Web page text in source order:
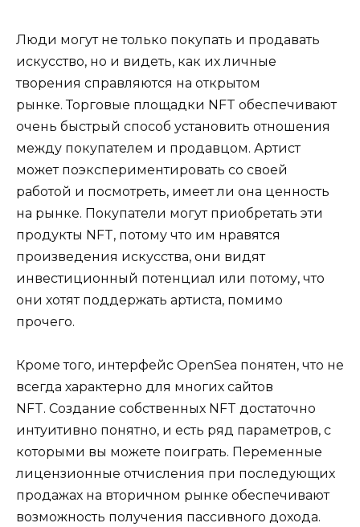
Люди могут не только покупать и продавать
искусство, но и видеть, как их личные
творения справляются на открытом
рынке. Торговые площадки NFT обеспечивают
очень быстрый способ установить отношения
между покупателем и продавцом. Артист
может поэкспериментировать со своей
работой и посмотреть, имеет ли она ценность
на рынке. Покупатели могут приобретать эти
продукты NFT, потому что им нравятся
произведения искусства, они видят
инвестиционный потенциал или потому, что
они хотят поддержать артиста, помимо
прочего.
Кроме того, интерфейс OpenSea понятен, что не
всегда характерно для многих сайтов
NFT. Создание собственных NFT достаточно
интуитивно понятно, и есть ряд параметров, с
которыми вы можете поиграть. Переменные
лицензионные отчисления при последующих
продажах на вторичном рынке обеспечивают
возможность получения пассивного дохода.